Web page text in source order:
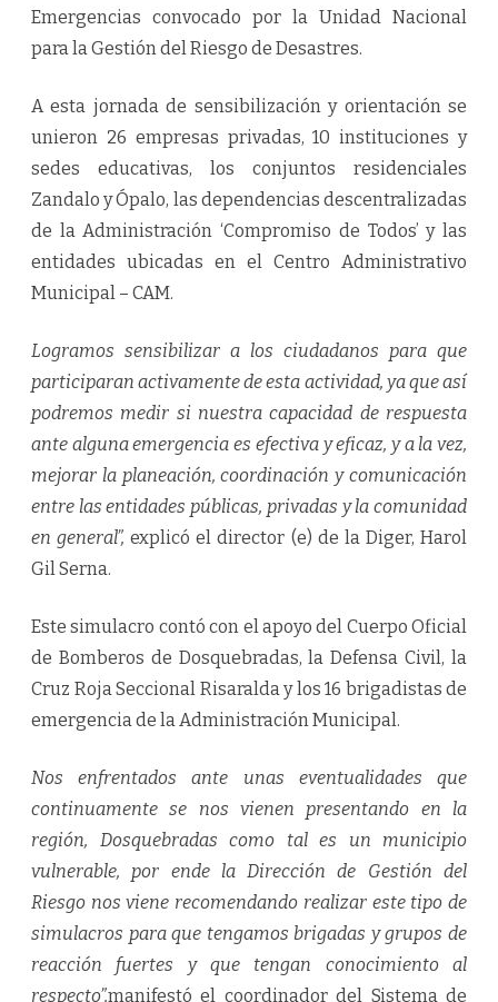
Emergencias convocado por la Unidad Nacional
para la Gestión del Riesgo de Desastres.
A esta jornada de sensibilización y orientación se
unieron 26 empresas privadas, 10 instituciones y
sedes educativas, los conjuntos residenciales
Zandalo y Ópalo, las dependencias descentralizadas
de la Administración ‘Compromiso de Todos’ y las
entidades ubicadas en el Centro Administrativo
Municipal – CAM.
Logramos sensibilizar a los ciudadanos para que
participaran activamente de esta actividad, ya que así
podremos medir si nuestra capacidad de respuesta
ante alguna emergencia es efectiva y eficaz, y a la vez,
mejorar la planeación, coordinación y comunicación
entre las entidades públicas, privadas y la comunidad
en general”, explicó el director (e) de la Diger, Harol
Gil Serna.
Este simulacro contó con el apoyo del Cuerpo Oficial
de Bomberos de Dosquebradas, la Defensa Civil, la
Cruz Roja Seccional Risaralda y los 16 brigadistas de
emergencia de la Administración Municipal.
Nos enfrentados ante unas eventualidades que
continuamente se nos vienen presentando en la
región, Dosquebradas como tal es un municipio
vulnerable, por ende la Dirección de Gestión del
Riesgo nos viene recomendando realizar este tipo de
simulacros para que tengamos brigadas y grupos de
reacción fuertes y que tengan conocimiento al
respecto”,manifestó el coordinador del Sistema de